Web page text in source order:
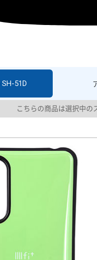
SH-51D
こちらの商品は選択中の